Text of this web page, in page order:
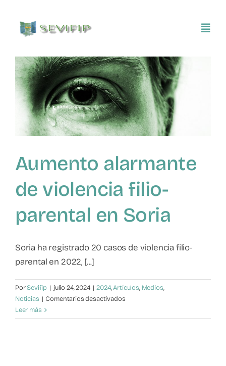
contenido
Inicio
Conócenos
Asociarse
SEVIFIP CONECTA
Contacto
Aumento alarmante
de violencia filio-
parental en Soria
Soria ha registrado 20 casos de violencia filio-
parental en 2022, [...]
PorSevifip | julio 24, 2024 | 2024,Artículos, Medios,
Noticias | Comentarios desactivadosen
alarmante
Leer más